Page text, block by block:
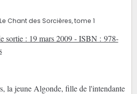
sortie : 19 mars 2009 - ISBN : 978-
la jeune Algonde, fille de l'intendante